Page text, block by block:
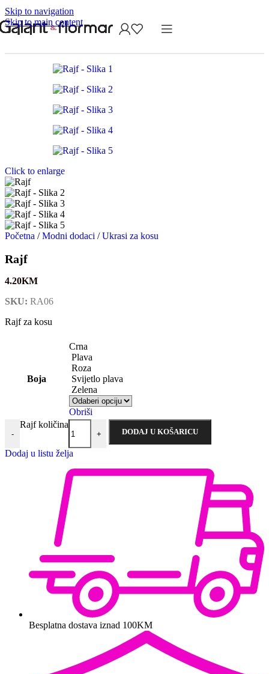
Skip to navigation
Skip to main content
Click to enlarge
Početna / Modni dodaci / Ukrasi za kosu
Rajf
4.20KM
SKU: RA06
Rajf za kosu
Boja
Crna
Plava
Roza
Svijetlo plava
Zelena
Obriši
-
Rajf količina
+ DODAJ U KOŠARICU
Dodaj u listu želja
Besplatna dostava iznad 100KM